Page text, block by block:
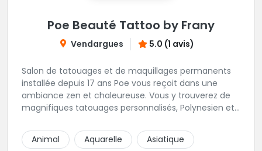
Poe Beauté Tattoo by Frany
Vendargues 5.0 (1 avis)
Salon de tatouages et de maquillages permanents
installée depuis 17 ans Poe vous reçoit dans une
ambiance zen et chaleureuse. Vous y trouverez de
magnifiques tatouages personnalisés, Polynesien et
permanents/artistiques ainsi que des prestations de
Piercings.
Animal Aquarelle
Asiatique